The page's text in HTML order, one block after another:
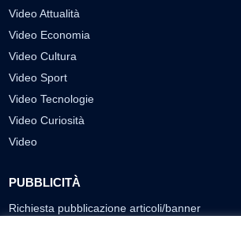
Video Attualità
Video Economia
Video Cultura
Video Sport
Video Tecnologie
Video Curiosità
Video
PUBBLICITÀ
Richiesta pubblicazione articoli/banner